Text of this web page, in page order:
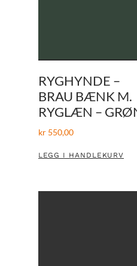
RYGHYNDE –
BRAU BÆNK M.
RYGLÆN –
kr550,00
LEGG I HANDLEKURV